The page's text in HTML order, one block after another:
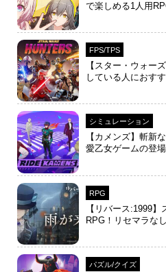
で楽しめる1人用
FPS/TPS
【スター・ウォー
している人におすす
シミュレーション
【カメンズ】斬新
愛乙女ゲームの登
RPG
【リバース:1999
RPG！リセマラな
パズル/クイズ